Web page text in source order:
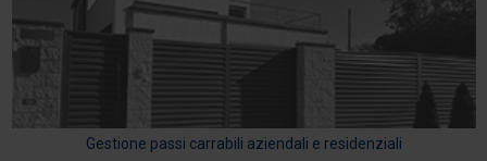
Gestione passi carrabili aziendali e residenziali